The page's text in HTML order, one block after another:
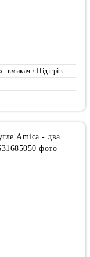
вмикач / Підігрів